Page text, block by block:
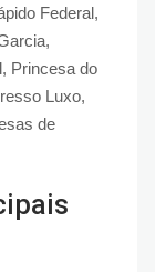
Federal,
Princesa do
Luxo,
de